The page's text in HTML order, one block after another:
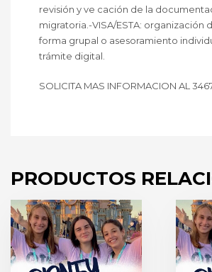
revisión y ve cación de la
migratoria.-VISA/ESTA: organización
forma grupal o asesoramiento
trámite digital.
SOLICITA MAS INFORMACION AL
PRODUCTOS